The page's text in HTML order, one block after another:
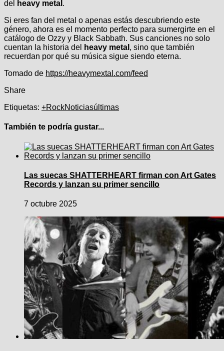
del
heavy metal .
Si eres fan del metal o apenas estás descubriendo este
género, ahora es el momento perfecto para sumergirte en el
catálogo de Ozzy y Black Sabbath. Sus canciones no solo
cuentan la historia del
heavy metal , sino que también
recuerdan por qué su música sigue siendo eterna.
Navegación
de
entradas
Tomado de https://heavymextal.com/feed
Share
Etiquetas: +RockNoticiasúltimas
También te podría gustar...
Las suecas SHATTERHEART firman con Art Gates
Records y lanzan su primer sencillo
7 octubre 2025